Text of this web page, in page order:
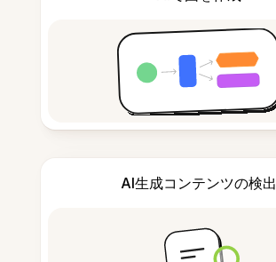
AI生成コンテンツの検出